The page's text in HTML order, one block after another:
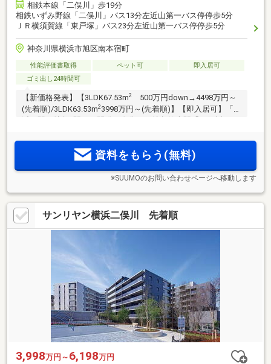
相鉄本線「二俣川」歩19分
相鉄いずみ野線「二俣川」バス13分左近山第一バス停停歩5分
ＪＲ横須賀線「東戸塚」バス23分左近山第一バス停停歩5分
神奈川県横浜市旭区南本宿町
性能評価書取得 ペット可
即入居可
ゴミ出し24時間可
【新価格発表】【3LDK67.53m2
500万円down→4498万円～
(先着順)/3LDK63.53m23998万円～(先着順)】【即入居可】「横
浜初の「niko and…」コラボレーション分譲マンション
資料をもらう(無料)
※SUUMOのお問い合わせページへ移動します
サンリヤン横浜二俣川 先着順
3,998万円～ 6,198万円